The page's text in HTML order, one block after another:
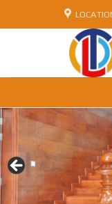
to